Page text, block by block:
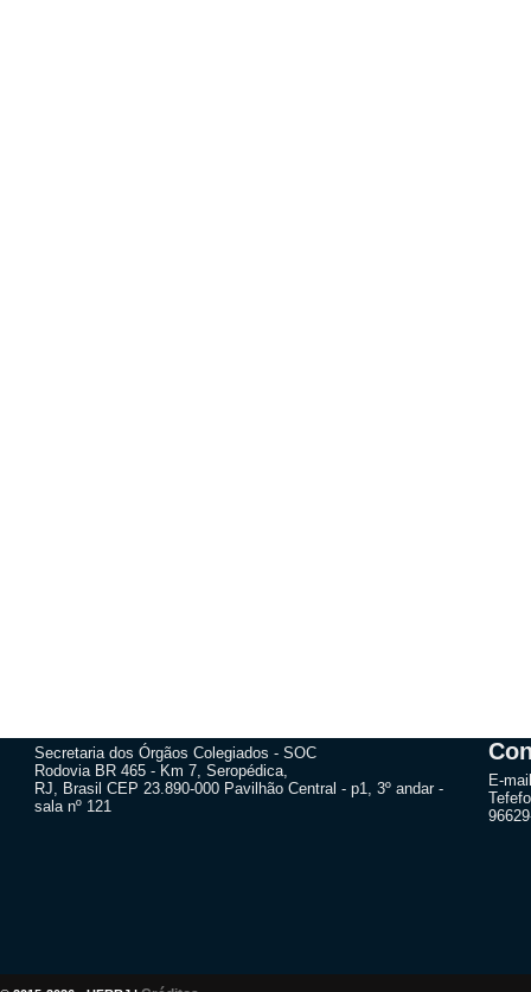
Secretaria dos Órgãos Colegiados - SOC
Rodovia BR 465 - Km 7, Seropédica,
RJ, Brasil CEP 23.890-000 Pavilhão Central - p1, 3º andar -
sala nº 121
E-